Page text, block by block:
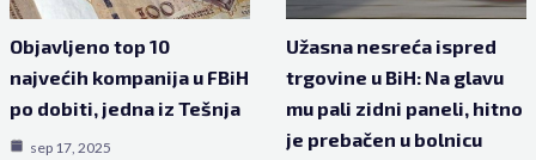
Objavljeno top 10
najvećih kompanija u FBiH
po dobiti, jedna iz Tešnja
sep 17, 2025
Užasna nesreća ispred
trgovine u BiH: Na glavu
mu pali zidni paneli, hitno
je prebačen u bolnicu